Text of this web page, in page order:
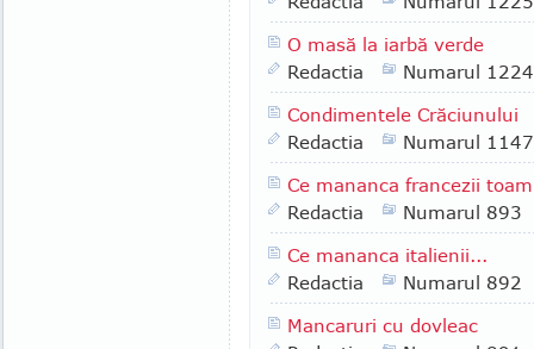
O masă la iarbă verde
Redactia
Numarul 1224
Condimentele Crăciunului
Redactia
Numarul 1147
Ce mananca francezii
Redactia
Numarul 893
Ce mananca italienii...
Redactia
Numarul 892
Mancaruri cu dovleac